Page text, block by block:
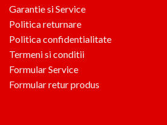
Garantie si Service
Politica returnare
Politica confidentialitate
Termeni si conditii
Formular Service
Formular retur produs